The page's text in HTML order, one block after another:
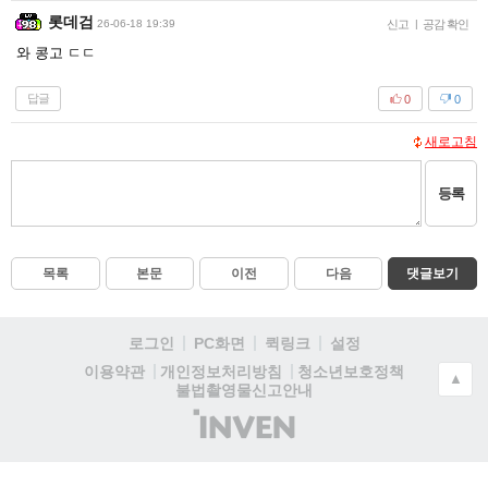
롯데검 26-06-18 19:39 신고 | 공감 확인
와 콩고 ㄷㄷ
답글 0
0
새로고침
등록
목록 본문 이전 다음 댓글보기
로그인 PC화면 퀵링크
설정
이용약관
개인정보처리방침
청소년보호정책
불법촬영물신고안내
(주)
인
▲